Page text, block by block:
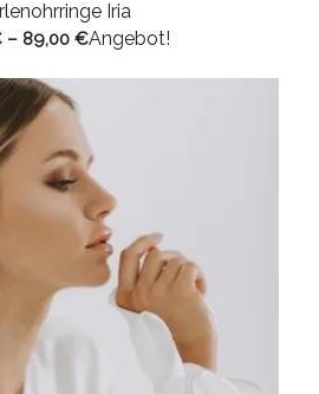
Iria
– 89,00€Angebot!